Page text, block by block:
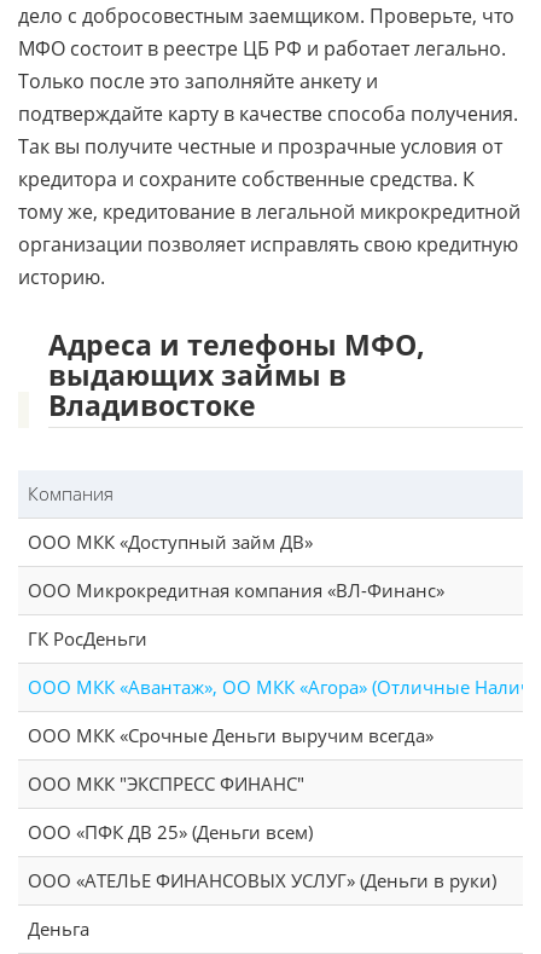
дело с добросовестным заемщиком. Проверьте, что
МФО состоит в реестре ЦБ РФ и работает легально.
Только после это заполняйте анкету и
подтверждайте карту в качестве способа получения.
Так вы получите честные и прозрачные условия от
кредитора и сохраните собственные средства. К
тому же, кредитование в легальной микрокредитной
организации позволяет исправлять свою кредитную
историю.
Адреса и телефоны МФО,
выдающих займы в
Владивостоке
Компания
ООО МКК «Доступный займ ДВ»
ООО Микрокредитная компания «ВЛ-Финанс»
ГК РосДеньги
ООО МКК «Авантаж», ОО МКК «Агора» (Отличные
ООО МКК «Срочные Деньги выручим всегда»
ООО МКК "ЭКСПРЕСС ФИНАНС"
ООО «ПФК ДВ 25» (Деньги всем)
ООО «АТЕЛЬЕ ФИНАНСОВЫХ УСЛУГ» (Деньги в руки)
Деньга